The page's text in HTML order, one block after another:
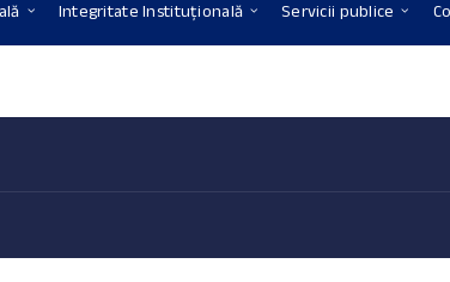
Integritate Instituțională Servicii publice